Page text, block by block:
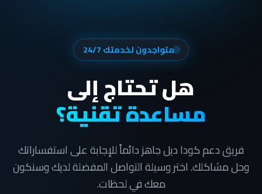
متواجدون لخدمتك 24/7
هل تحتاج إلى
مساعدة تقنية؟
فريق دعم كودا ديل جاهز دائماً للإجابة على استفساراتك
وحل مشاكلك. اختر وسيلة التواصل المفضلة لديك وسنكون
معك في لحظات.